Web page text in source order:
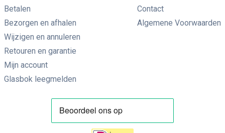
Betalen
Bezorgen en afhalen
Wijzigen en annuleren
Retouren en garantie
Mijn account
Glasbok leegmelden
Contact
Algemene Voorwaarden